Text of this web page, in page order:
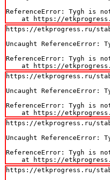
ReferenceError: Tygh is
at https://
https://etkprogress.ru/
Uncaught ReferenceError:
ReferenceError: Tygh is
at https://
https://etkprogress.ru/
Uncaught ReferenceError:
ReferenceError: Tygh is
at https://
https://etkprogress.ru/
Uncaught ReferenceError:
ReferenceError: Tygh is
at https://
https://etkprogress.ru/